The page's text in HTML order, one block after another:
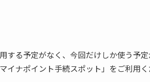
する予定がなく、今回だけしか使う予
イナポイント手続スポット」をご利用